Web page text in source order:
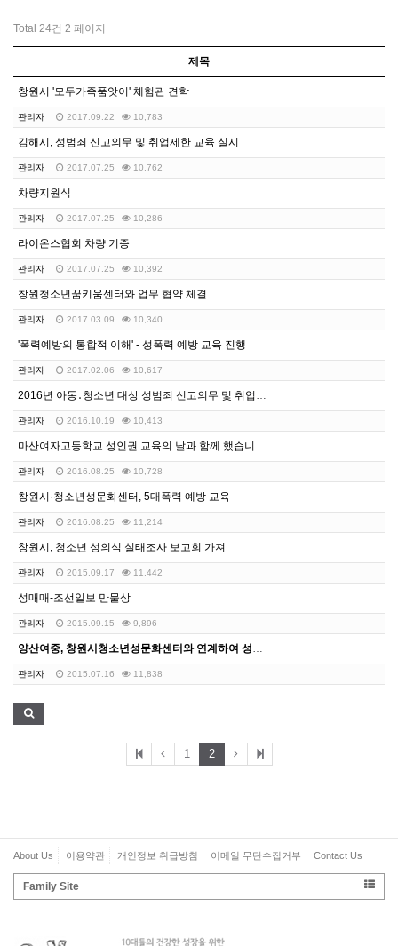
Total 24건 2 페이지
제목
창원시 '모두가족품앗이' 체험관 견학
관리자 2017.09.22 10,783
김해시, 성범죄 신고의무 및 취업제한 교육 실시
관리자 2017.07.25 10,762
차량지원식
관리자 2017.07.25 10,286
라이온스협회 차량 기증
관리자 2017.07.25 10,392
창원청소년꿈키움센터와 업무 협약 체결
관리자 2017.03.09 10,340
'폭력예방의 통합적 이해' - 성폭력 예방 교육 진행
관리자 2017.02.06 10,617
2016년 아동․청소년 대상 성범죄 신고의무 및 취업제…
관리자 2016.10.19 10,413
마산여자고등학교 성인권 교육의 날과 함께 했습니다.
관리자 2016.08.25 10,728
창원시·청소년성문화센터, 5대폭력 예방 교육
관리자 2016.08.25 11,214
창원시, 청소년 성의식 실태조사 보고회 가져
관리자 2015.09.17 11,442
성매매-조선일보 만물상
관리자 2015.09.15 9,896
양산여중, 창원시청소년성문화센터와 연계하여 성폭력예방교…
관리자 2015.07.16 11,838
1 2
About Us 이용약관 개인정보 취급방침 이메일 무단수집거부 Contact Us
Family Site